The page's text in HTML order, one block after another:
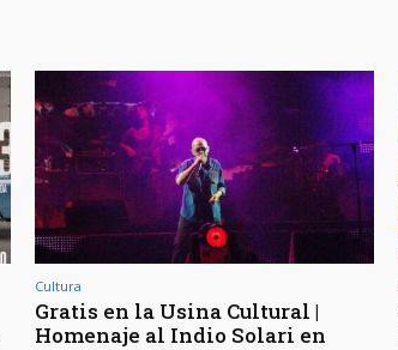
Cultura
Gratis en la Usina Cultural |
Homenaje al Indio Solari en